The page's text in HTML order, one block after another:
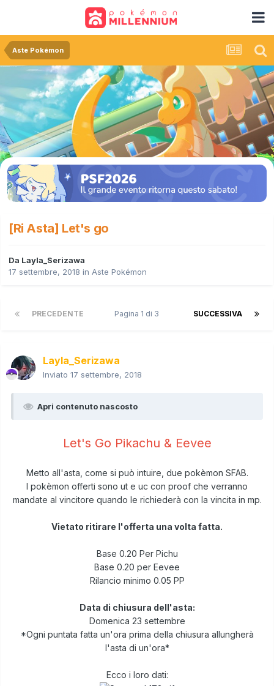
Aste Pokémon
[Ri Asta] Let's go
Da Layla_Serizawa
17 settembre, 2018 in Aste Pokémon
PRECEDENTE SUCCESSIVA
Pagina 1 di 3
Layla_Serizawa
Inviato 17 settembre, 2018
Apri contenuto nascosto
Let's Go Pikachu & Eevee
Metto all'asta, come si può intuire, due pokèmon SFAB.
I pokèmon offerti sono ut e uc con proof che verranno
mandate al vincitore quando le richiederà con la vincita in mp.
Vietato ritirare l'offerta una volta fatta.
Base 0.20 Per Pichu
Base 0.20 per Eevee
Rilancio minimo 0.05 PP
Data di chiusura dell'asta:
Domenica 23 settembre
*Ogni puntata fatta un'ora prima della chiusura allungherà
l'asta di un'ora*
Ecco i loro dati: